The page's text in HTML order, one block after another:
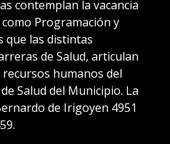
contemplan la vacancia
Programación y
que las distintas
de Salud, articulan
recursos humanos del
Salud del Municipio. La
de Irigoyen 4951